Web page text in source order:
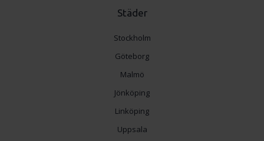
Städer
Stockholm
Göteborg
Malmö
Jönköping
Linköping
Uppsala